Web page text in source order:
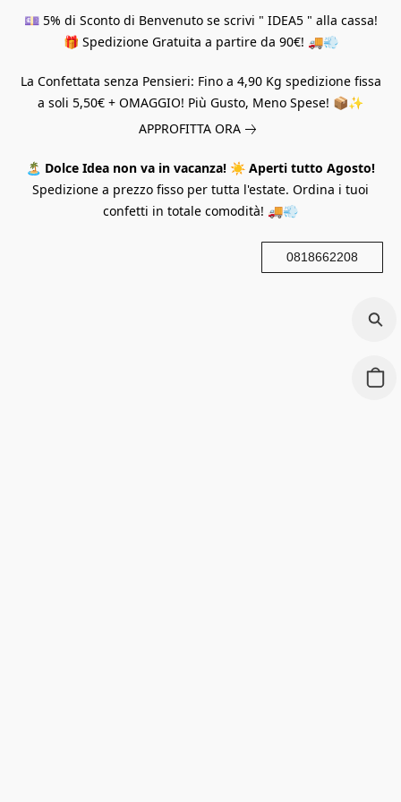
💷 5% di Sconto di Benvenuto se scrivi " IDEA5 " alla cassa!
🎁 Spedizione Gratuita a partire da 90€! 🚚💨
La Confettata senza Pensieri: Fino a 4,90 Kg spedizione fissa
a soli 5,50€ + OMAGGIO! Più Gusto, Meno Spese! 📦✨
APPROFITTA ORA
🏝️ Dolce Idea non va in vacanza! ☀️ Aperti tutto Agosto!
Spedizione a prezzo fisso per tutta l'estate. Ordina i tuoi
confetti in totale comodità! 🚚💨
0818662208